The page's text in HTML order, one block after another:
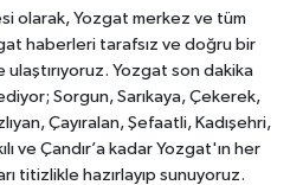
olarak, Yozgat merkez ve tüm
haberleri tarafsız ve doğru bir
ulaştırıyoruz. Yozgat son dakika
Sorgun, Sarıkaya, Çekerek,
Çayıralan, Şefaatli, Kadışehri,
ve Çandır’a kadar Yozgat'ın her
titizlikle hazırlayıp sunuyoruz.